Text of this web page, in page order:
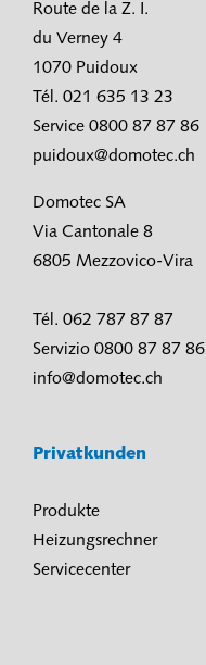
Route de la Z. I.
du Verney 4
1070 Puidoux
Tél. 021 635 13 23
Service 0800 87 87 86
puidoux@domotec.ch
Domotec SA
Via Cantonale 8
6805 Mezzovico-Vira
Tél. 062 787 87 87
Servizio 0800 87 87 86
info@domotec.ch
Privatkunden
Produkte
Heizungsrechner
Servicecenter